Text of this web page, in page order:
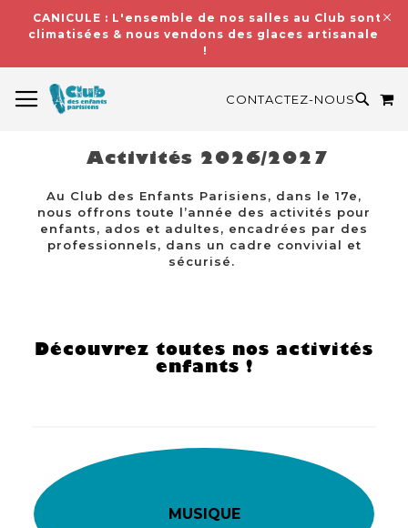
CANICULE : L'ensemble de nos salles au Club sont
climatisées & nous vendons des glaces artisanales
!
CONTACTEZ-NOUS
Activités 2026/2027
Au Club des Enfants Parisiens, dans le 17e,
nous offrons toute l’année des activités pour
enfants, ados et adultes, encadrées par des
professionnels, dans un cadre convivial et
sécurisé.
Découvrez toutes nos activités
enfants !
MUSIQUE